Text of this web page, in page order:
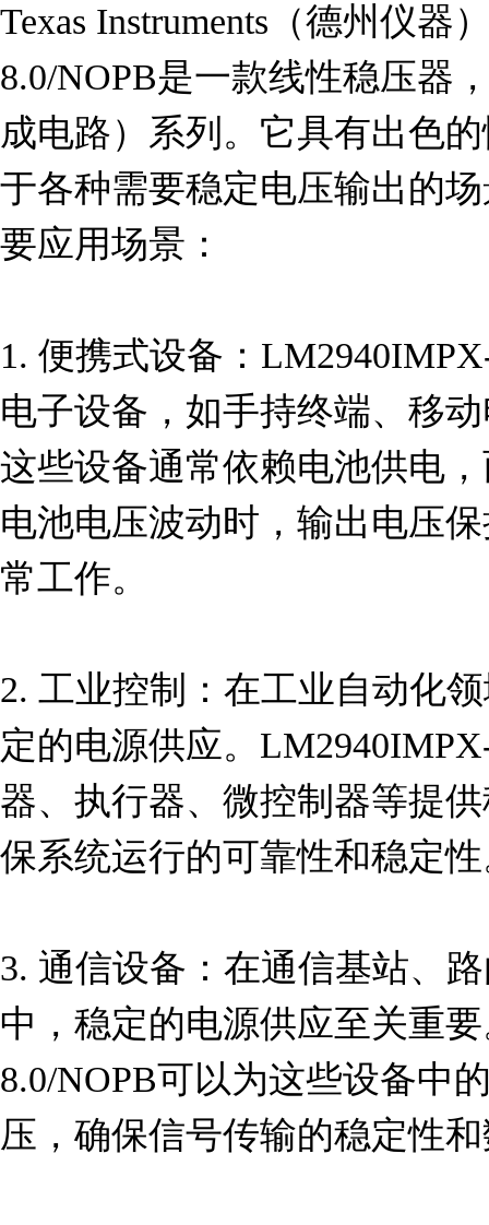
Texas Instruments（德州仪器
8.0/NOPB是一款线性稳压器
成电路）系列。它具有出色
于各种需要稳定电压输出的
要应用场景：
1. 便携式设备：
电子设备，如手持终端、移
这些设备通常依赖电池供电
电池电压波动时，输出电压
常工作。
2. 工业控制：在工业自动化
定的电源供应。
器、执行器、微控制器等提
保系统运行的可靠性和稳定
3. 通信设备：在通信基站、
中，稳定的电源供应至关重
8.0/NOPB可以为这些设备中
压，确保信号传输的稳定性